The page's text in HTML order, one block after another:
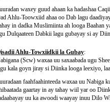
waxey guud ahaan ka hadashaa
Ahlu-Toowxiid ahaa oo Dab lagu
in dadka Muslimiinta ah looga Baahan
Dulqaateen Dabkii lagu gubayay si ay
Ahlu-Towxiidkii la Gubay:
(Scw) waxaa uu saxaabada ugu
kala goyn jiray si Diinka looga leexiyo,
faahfaahinteeda waxaa uu Nabiga
gaartay in ay tahay wiil yar oo
uu ka awoodi waayay inuu Dilo